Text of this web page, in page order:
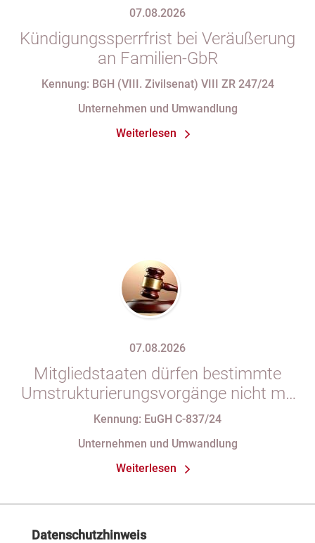
07.08.2026
Kündigungssperrfrist bei Veräußerung
an Familien-GbR
Kennung: BGH (VIII. Zivilsenat) VIII ZR 247/24
Unternehmen und Umwandlung
Weiterlesen
07.08.2026
Mitgliedstaaten dürfen bestimmte
Umstrukturierungsvorgänge nicht mit
indirekten Steuern belasten
Kennung: EuGH C-837/24
Unternehmen und Umwandlung
Weiterlesen
Datenschutzhinweis